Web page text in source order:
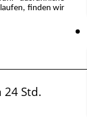
finden wir
Std.